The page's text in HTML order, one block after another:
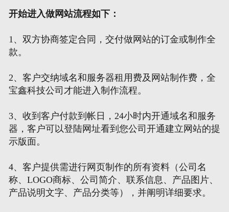
文本地图
开始进入做网站流程如下：
1、双方协商签定合同，交付做网站的订金或制作全
款。
2、客户交纳域名和服务器租用费及网站制作费，全
宝鑫科技公司才能进入制作流程。
3、收到客户付款到帐日，24小时内开通域名和服务
器，客户可以登陆网址看到您公司开通建立网站的提
示版面。
4、客户提供需进行网页制作的所有资料（公司名
称、LOGO商标、公司简介、联系信息、产品图片、
产品说明文字、产品分类等），并阐明详细要求。